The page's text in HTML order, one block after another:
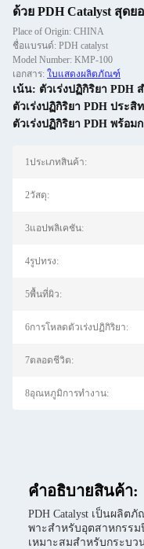
ด้วย PDH Catalyst สุดย
Place of Origin: CHINA
ชื่อแบรนด์: PDH catalyst
Model Number: KMP-100
เอกสาร: ใบแสดงผลิตภัณฑ์
เน้น: ตัวเร่งปฏิกิริยา PDH
ตัวเร่งปฏิกิริยา PDH ประสิ
ตัวเร่งปฏิกิริยา PDH พร้อม
1ประเภทสินค้า:
2วัสดุ:
3แอปพลิเคชัน:
4รูปทรง:
5พื้นที่ผิว:
6การโหลดตัวเร่งปฏิกิริยา:
7ตลอดชีวิต:
8อุณหภูมิการทํางาน:
คําอธิบายสินค้า:
PDH Catalyst เป็นผลิต
พาะสําหรับอุตสาหกรรม
เหมาะสมสําหรับกระบว